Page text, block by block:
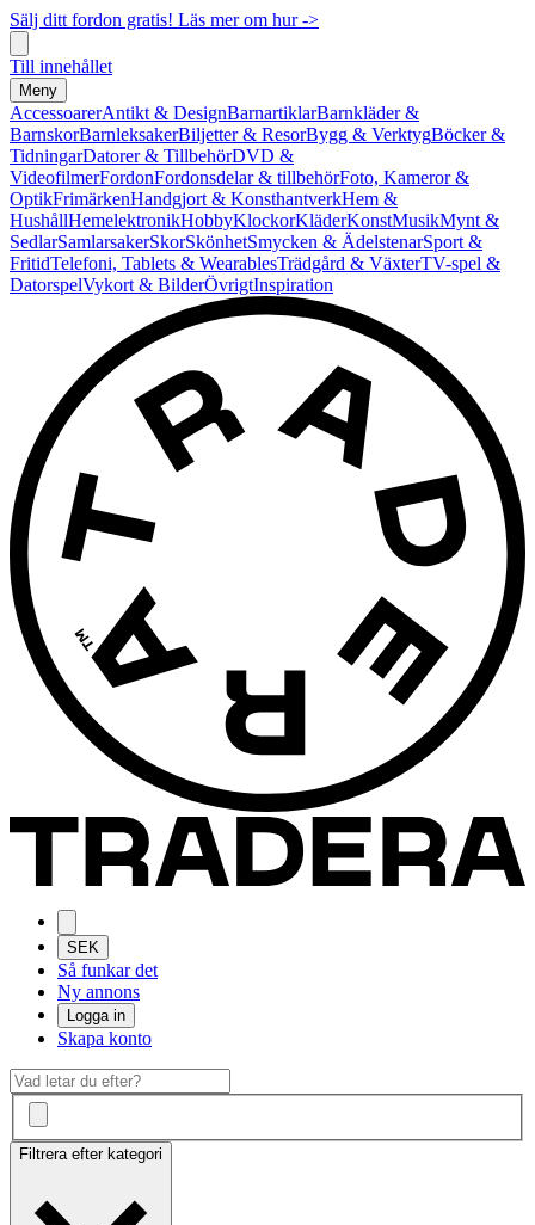
Sälj ditt fordon gratis! Läs mer om hur ->
Till innehållet
Meny
AccessoarerAntikt & DesignBarnartiklarBarnkläder &
BarnskorBarnleksakerBiljetter & ResorBygg & VerktygBöcker &
TidningarDatorer & TillbehörDVD &
VideofilmerFordonFordonsdelar & tillbehörFoto, Kameror &
OptikFrimärkenHandgjort & KonsthantverkHem &
HushållHemelektronikHobbyKlockorKläderKonstMusikMynt &
SedlarSamlarsakerSkorSkönhetSmycken & ÄdelstenarSport &
FritidTelefoni, Tablets & WearablesTrädgård & VäxterTV-spel &
DatorspelVykort & BilderÖvrigtInspiration
SEK
Så funkar det
Ny annons
Logga in
Skapa konto
Filtrera efter kategori